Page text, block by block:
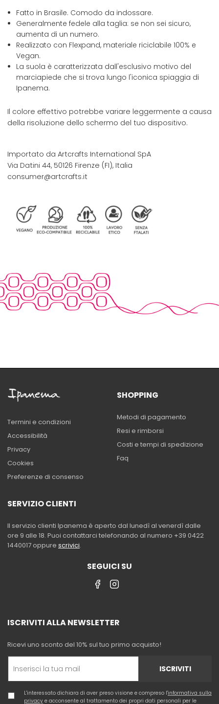
Fatto in Brasile. Comodo da indossare.
Generalmente fedele alla taglia: se non sei sicuro,
aumenta di un numero.
Realizzato con Flexpand, materiale riciclabile 100% e
Vegan.
La suola è caratterizzata dall'esclusivo motivo del
marciapiede che si trova lungo l'iconica spiaggia di
Ipanema.
Il colore effettivo potrebbe variare leggermente a causa
della risoluzione dello schermo del tuo dispositivo.
Importato da Artcrafts International SpA
Via Datini 44, 50126 Firenze (FI), Italia
consumer@artcrafts.it
Termini e condizioni
Accessibilità
Privacy
Cookies
Preferenze di consenso
SHOPPING
Metodi di pagamento
Resi e rimborsi
Costi e tempi di spedizione
Faq
SERVIZIO CLIENTI
Il servizio clienti Ipanema è aperto dal lunedì al venerdì dalle
ore 9 alle 18. Puoi contattarci telefonando al numero +39 0422
1440017 oppure scrivici.
SEGUICI SU
ISCRIVITI ALLA NEWSLETTER
Ricevi uno sconto del 10% sul tuo primo acquisto!
ISCRIVITI
L'interessato dichiara di aver preso visione e compreso l'informativa sulla
privacy e acconsente al trattamento dei propri dati personali per le